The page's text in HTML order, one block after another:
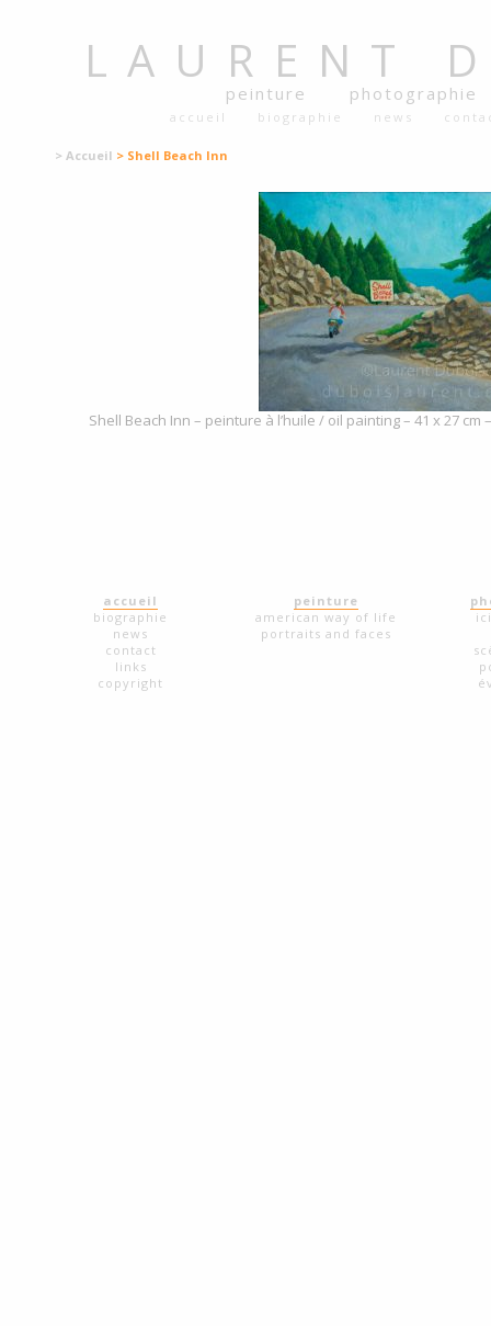
LAURENT
peinture photographie
accueil biographie news
> Accueil > Shell Beach Inn
Shell Beach Inn – peinture à l’huile / oil painting – 41 x 27
accueil
biographie
news
contact
links
copyright
peinture
american way of life
portraits and faces